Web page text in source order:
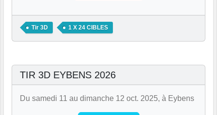
Tir 3D 1 X 24 CIBLES
TIR 3D EYBENS 2026
Du samedi 11 au dimanche 12 oct. 2025, à Eybens